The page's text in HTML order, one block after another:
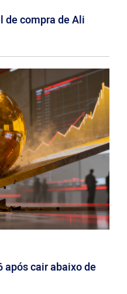
de compra de Ali
após cair abaixo de